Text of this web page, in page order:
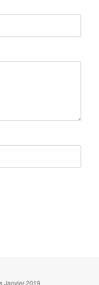
Janvier 2019